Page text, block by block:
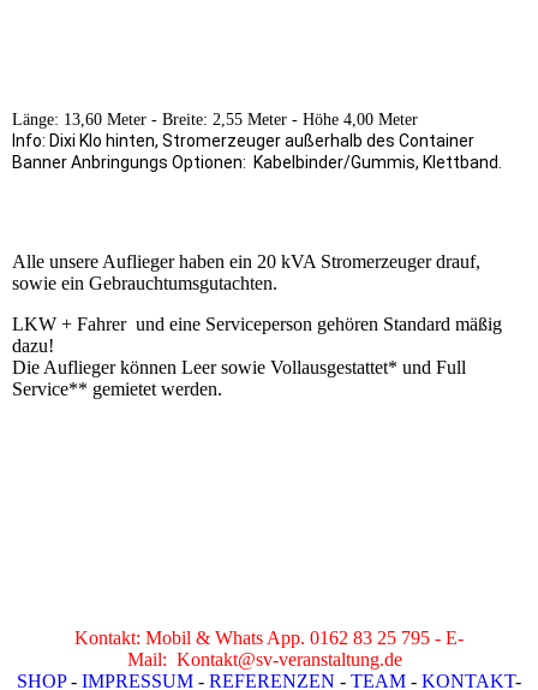
Länge: 13,60 Meter - Breite: 2,55 Meter - Höhe 4,00 Meter
Info: Dixi Klo hinten, Stromerzeuger außerhalb des Container
Banner Anbringungs Optionen: Kabelbinder/Gummis, Klettband.
Alle unsere Auflieger haben ein 20 kVA Stromerzeuger drauf,
sowie ein Gebrauchtumsgutachten.
LKW + Fahrer und eine Serviceperson gehören Standard mäßig
dazu!
Die Auflieger können Leer sowie Vollausgestattet* und Full
Service** gemietet werden.
Kontakt: Mobil & Whats App. 0162 83 25 795 - E-
Mail: Kontakt@sv-veranstaltung.de
SHOP- IMPRESSUM - REFERENZEN - TEAM - KONTAKT-